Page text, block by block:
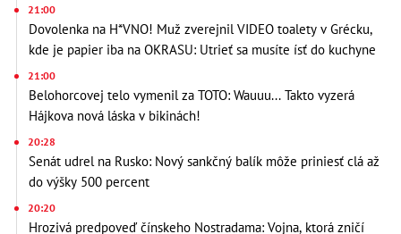
21:00
Dovolenka na H*VNO! Muž zverejnil VIDEO toalety v Grécku,
kde je papier iba na OKRASU: Utrieť sa musíte ísť do kuchyne
21:00
Belohorcovej telo vymenil za TOTO: Wauuu... Takto vyzerá
Hájkova nová láska v bikinách!
20:28
Senát udrel na Rusko: Nový sankčný balík môže priniesť clá až
do výšky 500 percent
20:20
Hrozivá predpoveď čínskeho Nostradama: Vojna, ktorá zničí